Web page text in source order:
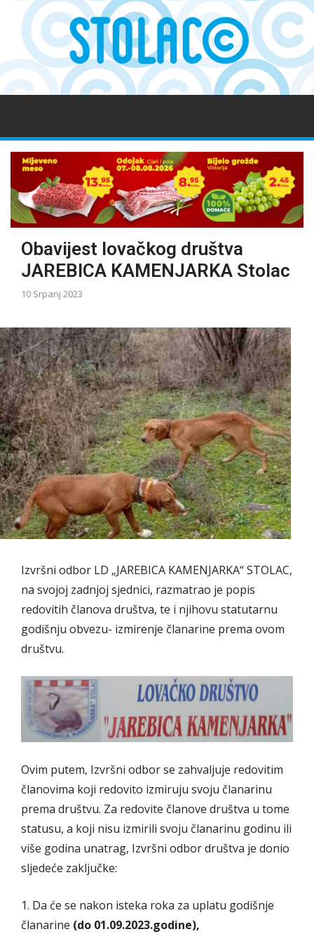
Obavijest lovačkog društva
JAREBICA KAMENJARKA Stolac
10 Srpanj 2023
Izvršni odbor LD „JAREBICA KAMENJARKA“ STOLAC,
na svojoj zadnjoj sjednici, razmatrao je popis
redovitih članova društva, te i njihovu statutarnu
godišnju obvezu- izmirenje članarine prema ovom
društvu.
Ovim putem, Izvršni odbor se zahvaljuje redovitim
članovima koji redovito izmiruju svoju članarinu
prema društvu. Za redovite članove društva u tome
statusu, a koji nisu izmirili svoju članarinu godinu ili
više godina unatrag, Izvršni odbor društva je donio
sljedeće zaključke:
1. Da će se nakon isteka roka za uplatu godišnje
članarine (do 01.09.2023.godine),